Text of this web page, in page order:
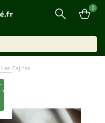
0
Les Fajitas